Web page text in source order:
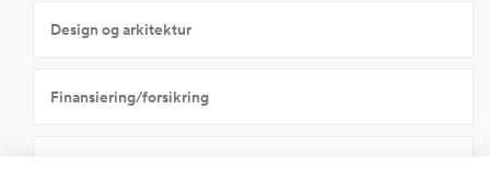
Design og arkitektur
Finansiering/forsikring